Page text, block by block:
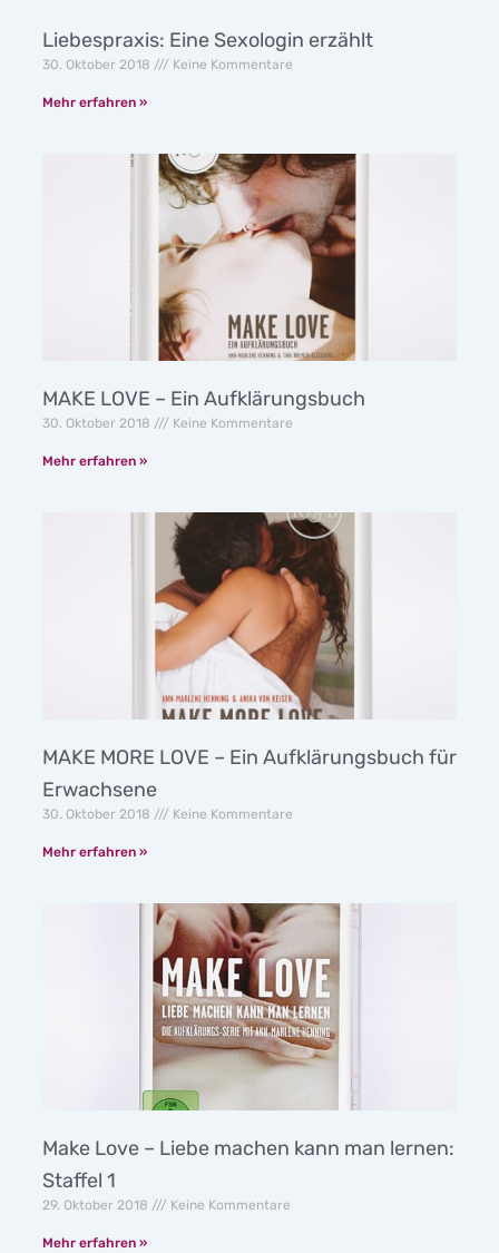
Liebespraxis: Eine Sexologin erzählt
30. Oktober 2018 Keine Kommentare
Mehr erfahren »
MAKE LOVE – Ein Aufklärungsbuch
30. Oktober 2018 Keine Kommentare
Mehr erfahren »
MAKE MORE LOVE – Ein Aufklärungsbuch für
Erwachsene
30. Oktober 2018 Keine Kommentare
Mehr erfahren »
Make Love – Liebe machen kann man lernen:
Staffel 1
29. Oktober 2018 Keine Kommentare
Mehr erfahren »